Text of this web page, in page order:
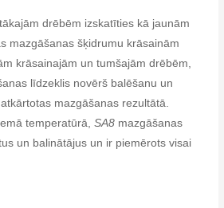
drēbēm izskatīties kā jaunām
mazgāšanas šķidrumu krāsainām
krāsainajām un tumšajām drēbēm,
līdzeklis novērš balēšanu un
mazgāšanas rezultātā.
temperatūrā,SA8 mazgāšanas
un balinātājus un ir piemērots visai